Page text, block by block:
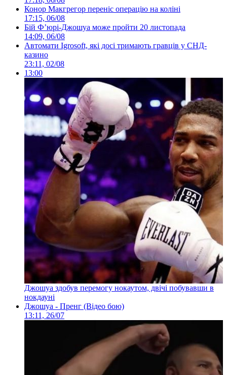
Конор Макгрегор переніс операцію на коліні
17:15, 06/08
Бій Ф’юрі-Джошуа може пройти 20 листопада
14:09, 06/08
Автомати Igrosoft, які досі тримають гравців у СНД-
казино
23:11, 02/08
13:00
Джошуа здобув перемогу нокаутом, двічі побувавши в
нокдауні
Джошуа - Пренг (Відео бою)
13:11, 26/07